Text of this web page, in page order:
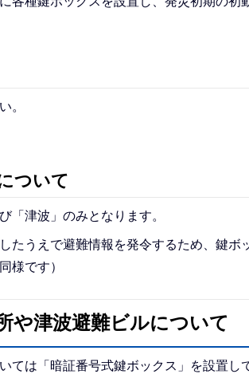
。
ついて
「津波」のみとなります。
たうえで避難情報を発令するため、鍵ボ
様です）
や津波避難ビルについて
は「暗証番号式鍵ボックス」を設置し